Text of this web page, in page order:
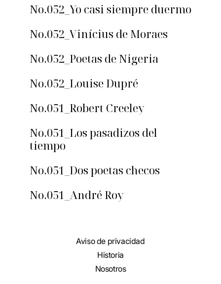
No.052_Yo casi siempre duermo
No.052_Vinícius de Moraes
No.052_Poetas de Nigeria
No.052_Louise Dupré
No.051_Robert Creeley
No.051_Los pasadizos del
tiempo
No.051_Dos poetas checos
No.051_André Roy
Aviso de privacidad
Historia
Nosotros